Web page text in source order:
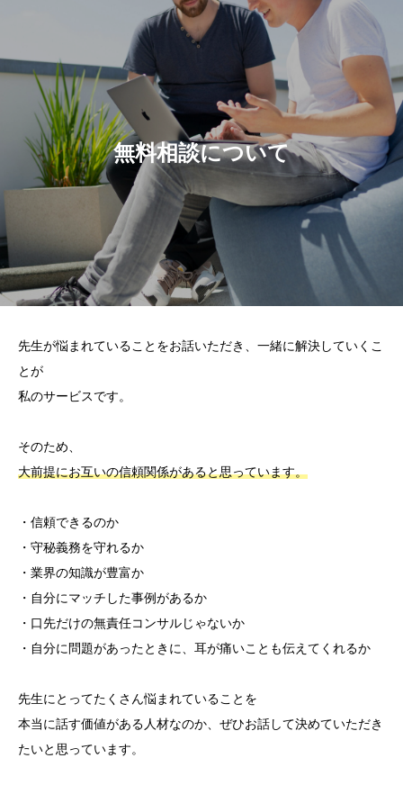
無料相談について
先生が悩まれていることをお話いただき、一緒に解決していくこ
とが
私のサービスです。
そのため、
大前提にお互いの信頼関係があると思っています。
・信頼できるのか
・守秘義務を守れるか
・業界の知識が豊富か
・自分にマッチした事例があるか
・口先だけの無責任コンサルじゃないか
・自分に問題があったときに、耳が痛いことも伝えてくれるか
先生にとってたくさん悩まれていることを
本当に話す価値がある人材なのか、ぜひお話して決めていただき
たいと思っています。